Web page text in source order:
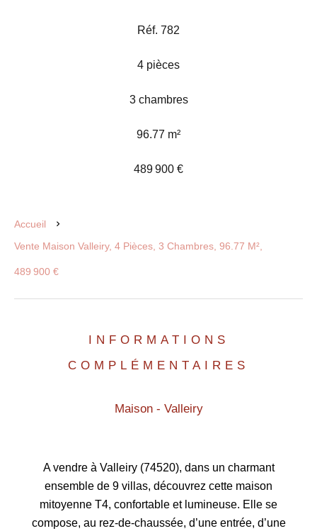
Réf. 782
4 pièces
3 chambres
96.77 m²
489 900 €
Accueil
Vente Maison Valleiry, 4 Pièces, 3 Chambres, 96.77 M²,
489 900 €
INFORMATIONS
COMPLÉMENTAIRES
Maison - Valleiry
A vendre à Valleiry (74520), dans un charmant
ensemble de 9 villas, découvrez cette maison
mitoyenne T4, confortable et lumineuse. Elle se
compose, au rez-de-chaussée, d’une entrée, d’une